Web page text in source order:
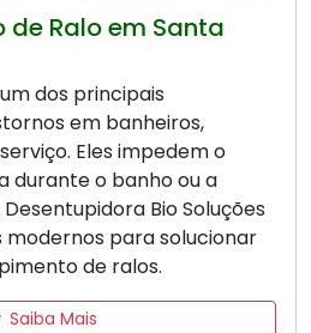
Ralo em Santa
dos principais
em banheiros,
Eles impedem o
durante o banho ou a
Bio Soluções
para solucionar
de ralos.
Saiba Mais